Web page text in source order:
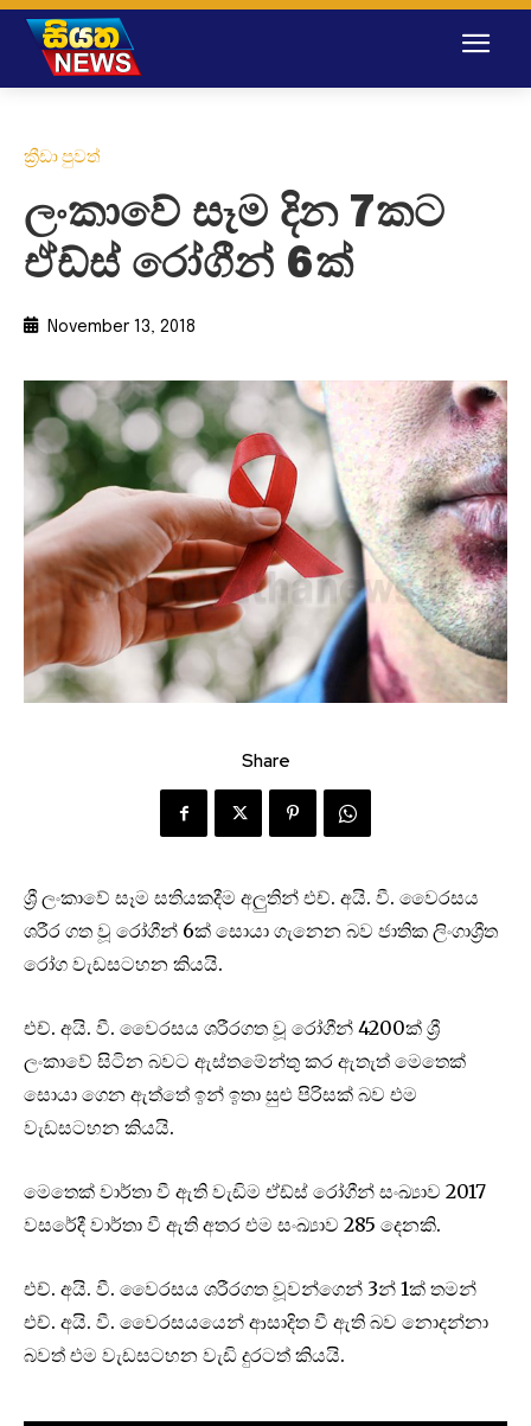
ක්‍රීඩා පුවත්
ලංකාවේ සෑම දින 7කට
ඒඩ්ස් රෝගීන් 6ක්
November 13, 2018
Share
ශ්‍රී ලංකාවේ සෑම සතියකදීම අලුතින් එච්. අයි. වී. වෛරසය
ශරීර ගත වූ රෝගීන් 6ක් සොයා ගැනෙන බව ජාතික ලිංගාශ්‍රීත
රෝග වැඩසටහන කියයි.
එච්. අයි. වී. වෛරසය ශරීරගත වූ රෝගීන් 4200ක් ශ්‍රී
ලංකාවේ සිටින බවට ඇස්තමේන්තු කර ඇතැත් මෙතෙක්
සොයා ගෙන ඇත්තේ ඉන් ඉතා සුළු පිරිසක් බව එම
වැඩසටහන කියයි.
මෙතෙක් වාර්තා වී ඇති වැඩිම ඒඩ්ස් රෝගීන් සංඛ්‍යාව 2017
වසරේදී වාර්තා වී ඇති අතර එම සංඛ්‍යාව 285 දෙනකි.
එච්. අයි. වී. වෛරසය ශරීරගත වූවන්ගෙන් 3න් 1ක් තමන්
එච්. අයි. වී. වෛරසයයෙන් ආසාදිත වී ඇති බව නොදන්නා
බවත් එම වැඩසටහන වැඩි දුරටත් කියයි.